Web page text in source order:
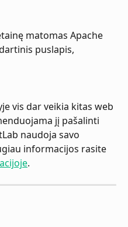
matomas Apache
puslapis,
vis dar veikia kitas web
jį pašalinti
naudoja savo
informacijos rasite
.